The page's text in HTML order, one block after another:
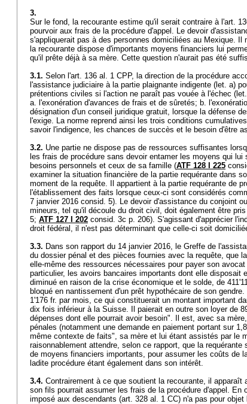
3.
Sur le fond, la recourante estime qu'il serait contraire à l'art.
pourvoir aux frais de la procédure d'appel. Le devoir
s'appliquerait pas à des personnes domiciliées au Mexique. Il
la recourante dispose d'importants moyens financiers lui
qu'il prête déjà à sa mère. Cette question n'aurait pas été
3.1. Selon l'art. 136 al. 1 CPP, la direction de la procédure
l'assistance judiciaire à la partie plaignante indigente (let. a)
prétentions civiles si l'action ne paraît pas vouée à l'échec
a. l'exonération d'avances de frais et de sûretés; b.
désignation d'un conseil juridique gratuit, lorsque la défense
l'exige. La norme reprend ainsi les trois conditions
savoir l'indigence, les chances de succès et le besoin d'être
3.2. Une partie ne dispose pas de ressources suffisantes
les frais de procédure sans devoir entamer les moyens qui
besoins personnels et ceux de sa famille (ATF 128 I 225
examiner la situation financière de la partie requérante dans
moment de la requête. Il appartient à la partie requérante de
l'établissement des faits lorsque ceux-ci sont considérés
7 janvier 2016 consid. 5). Le devoir d'assistance du conjoint
mineurs, tel qu'il découle du droit civil, doit également être
5; ATF 127 I 202 consid. 3c p. 206). S'agissant d'apprécier
droit fédéral, il n'est pas déterminant que celle-ci soit
3.3. Dans son rapport du 14 janvier 2016, le Greffe de
du dossier pénal et des pièces fournies avec la requête, que
elle-même des ressources nécessaires pour payer son
particulier, les avoirs bancaires importants dont elle disposait
diminué en raison de la crise économique et le solde, de
bloqué en nantissement d'un prêt hypothécaire de son
1'176 fr. par mois, ce qui constituerait un montant important
dix fois inférieur à la Suisse. Il paierait en outre son loyer de
dépenses dont elle pourrait avoir besoin". Il est, avec sa
pénales (notamment une demande en paiement portant sur
même contexte de faits", sa mère et lui étant assistés par le
raisonnablement attendre, selon ce rapport, que la
de moyens financiers importants, pour assumer les coûts de
ladite procédure étant également dans son intérêt.
3.4. Contrairement à ce que soutient la recourante, il
son fils pourrait assumer les frais de la procédure d'appel. En
imposé aux descendants (art. 328 al. 1 CC) n'a pas pour